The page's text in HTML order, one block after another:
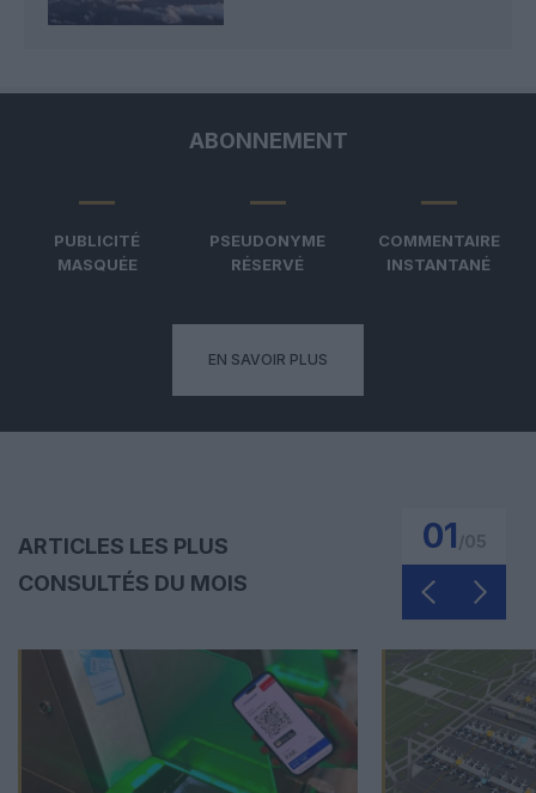
ABONNEMENT
PUBLICITÉ
MASQUÉE
PSEUDONYME
RÉSERVÉ
COMMENTAIRE
INSTANTANÉ
EN SAVOIR PLUS
ARTICLES LES PLUS
CONSULTÉS DU MOIS
01